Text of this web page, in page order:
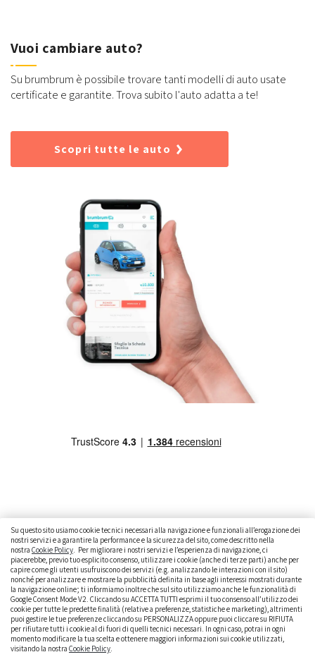
Su questo sito usiamo cookie tecnici necessari alla navigazione e funzionali all’erogazione dei
nostri servizi e a garantire la performance e la sicurezza del sito, come descritto nella
nostra Cookie Policy. Per migliorare i nostri servizi e l’esperienza di navigazione, ci
piacerebbe, previo tuo esplicito consenso, utilizzare i cookie (anche di terze parti) anche per
capire come gli utenti usufruiscono dei servizi (e.g. analizzando le interazioni con il sito)
nonché per analizzare e mostrare la pubblicità definita in base agli interessi mostrati durante
la navigazione online; ti informiamo inoltre che sul sito utilizziamo anche le funzionalità di
Google Consent Mode V2. Cliccando su ACCETTA TUTTI esprimi il tuo consenso all’utilizzo dei
cookie per tutte le predette finalità (relative a preferenze, statistiche e marketing), altrimenti
puoi gestire le tue preferenze cliccando su PERSONALIZZA oppure puoi cliccare su RIFIUTA
per rifiutare tutti i cookie al di fuori di quelli tecnici necessari. In ogni caso, potrai in ogni
momento modificare la tua scelta e ottenere maggiori informazioni sui cookie utilizzati,
visitando la nostra Cookie Policy.
Vuoi cambiare auto?
Su brumbrum è possibile trovare tanti modelli di auto usate
certificate e garantite. Trova subito l'auto adatta a te!
Scopri tutte le auto
CAMBIARE AUTO
GUIDA ALL’ACQUISTO
GUIDE PRATICHE
CURIOSITÀ
DATI ALLA MANO
DICE LA LEGGE
PARLIAMO DI NOI